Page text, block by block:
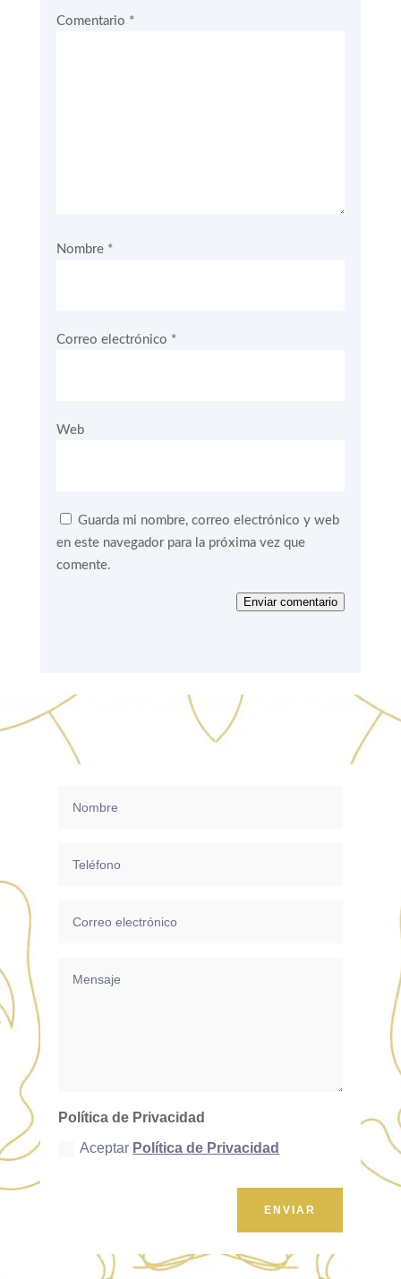
Comentario *
Nombre *
Correo electrónico *
Web
Guarda mi nombre, correo electrónico y web
en este navegador para la próxima vez que
comente.
Enviar comentario
Política de Privacidad
Aceptar Política de Privacidad
ENVIAR